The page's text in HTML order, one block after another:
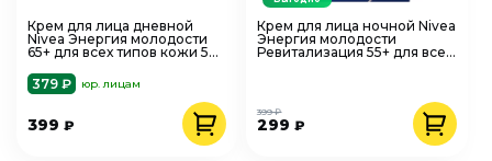
Крем для лица дневной
Nivea Энергия молодости
65+ для всех типов кожи 50
379 ₽
юр. лицам
399 ₽
Крем для лица ночной Nivea
Энергия молодости
Ревитализация 55+ для всех
299₽
399 ₽